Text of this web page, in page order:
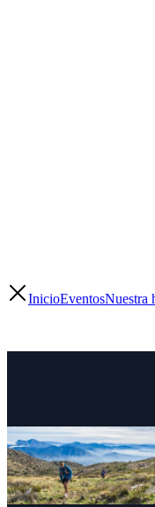
InicioEventosNuestra